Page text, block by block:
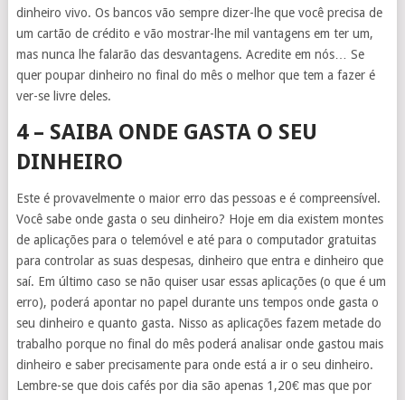
dinheiro vivo. Os bancos vão sempre dizer-lhe que você precisa de
um cartão de crédito e vão mostrar-lhe mil vantagens em ter um,
mas nunca lhe falarão das desvantagens. Acredite em nós… Se
quer poupar dinheiro no final do mês o melhor que tem a fazer é
ver-se livre deles.
4 – SAIBA ONDE GASTA O SEU
DINHEIRO
Este é provavelmente o maior erro das pessoas e é compreensível.
Você sabe onde gasta o seu dinheiro? Hoje em dia existem montes
de aplicações para o telemóvel e até para o computador gratuitas
para controlar as suas despesas, dinheiro que entra e dinheiro que
saí. Em último caso se não quiser usar essas aplicações (o que é um
erro), poderá apontar no papel durante uns tempos onde gasta o
seu dinheiro e quanto gasta. Nisso as aplicações fazem metade do
trabalho porque no final do mês poderá analisar onde gastou mais
dinheiro e saber precisamente para onde está a ir o seu dinheiro.
Lembre-se que dois cafés por dia são apenas 1,20€ mas que por